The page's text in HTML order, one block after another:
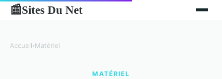
📰Sites Du Net
Accueil›Matériel
MATÉRIEL